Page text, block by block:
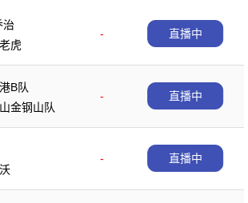
治
-
虎
直播中
B队
-
金钢山队
直播中
-
直播中